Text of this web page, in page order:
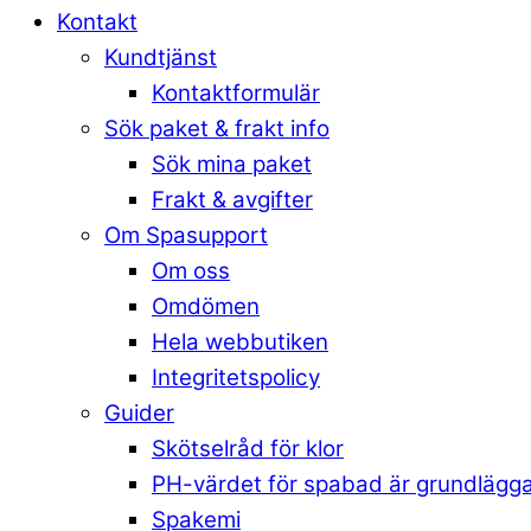
Kontakt
Kundtjänst
Kontaktformulär
Sök paket & frakt info
Sök mina paket
Frakt & avgifter
Om Spasupport
Om oss
Omdömen
Hela webbutiken
Integritetspolicy
Guider
Skötselråd för klor
PH-värdet för spabad är
Spakemi